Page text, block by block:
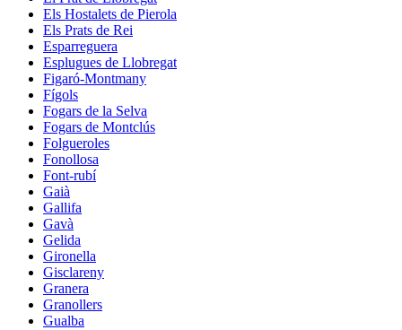
Els Hostalets de Pierola
Els Prats de Rei
Esparreguera
Esplugues de Llobregat
Figaró-Montmany
Fígols
Fogars de la Selva
Fogars de Montclús
Folgueroles
Fonollosa
Font-rubí
Gaià
Gallifa
Gavà
Gelida
Gironella
Gisclareny
Granera
Granollers
Gualba